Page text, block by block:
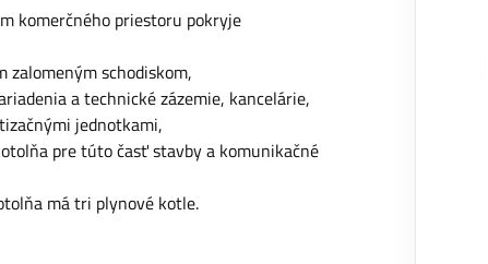
komerčného priestoru pokryje
schodiskom,
a technické zázemie, kancelárie,
jednotkami,
pre túto časť stavby a komunikačné
má tri plynové kotle.